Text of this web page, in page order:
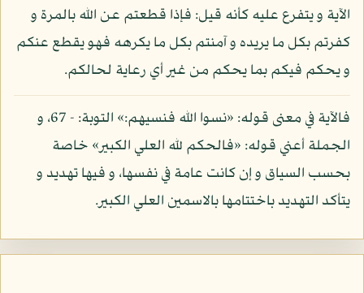
الآية و يتفرع عليه كأنه قيل: فإذا قطعتم عن الله بالمرة و
كفرتم بكل ما يريده و آمنتم بكل ما يكرهه فهو يقطع عنكم
و يحكم فيكم بما يحكم من غير أي رعاية لحالكم.
فالآية في معنى قوله: «نسوا الله فنسيهم:» التوبة: - 67، و
الجملة أعني قوله: «فالحكم لله العلي الكبير» خاصة
بحسب السياق و إن كانت عامة في نفسها، و فيها تهديد و
يتأكد التهديد باختتامها بالاسمين العلي الكبير.